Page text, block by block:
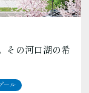
その河口湖の希
ール